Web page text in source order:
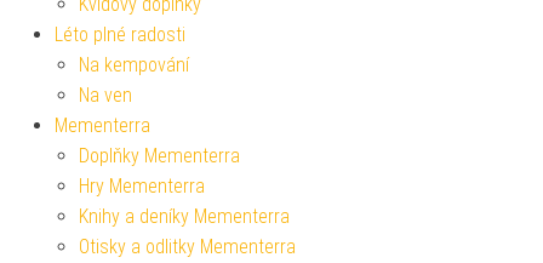
Léto plné radosti
Na kempování
Na ven
Mementerra
Doplňky Mementerra
Hry Mementerra
Knihy a deníky Mementerra
Otisky a odlitky Mementerra